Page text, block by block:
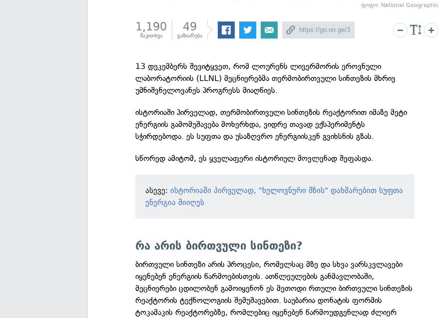
ფოტო: National Geographic
1,190
წაკითხვა
49
გაზიარება
13 დეკემბერს შევიტყვეთ, რომ ლოურენს ლივერმორის ეროვნული
ლაბორატორიის (LLNL) მეცნიერებმა თერმობირთვული სინთეზის მხრივ
უმნიშვნელოვანეს პროგრესს მიაღწიეს.
ისტორიაში პირველად, თერმობირთვული სინთეზის რეაქტორით იმაზე მეტი
ენერგიის გამომუშავება მოხერხდა, ვიდრე თავად ექსპერიმენტს
სჭირდებოდა. ეს სუფთა და უსაზღვრო ენერგიისკენ გვიხსნის გზას.
სწორედ ამიტომ, ეს ყველაფერი ისტორიულ მოვლენად შეფასდა.
ასევე:ისტორიაში პირველად, "ხელოვნური მზის" დახმარებით სუფთა
ენერგია მიიღეს
რა არის ბირთვული სინთეზი?
ბირთვული სინთეზი არის პროცესი, რომელსაც მზე და სხვა ვარსკვლავები
იყენებენ ენერგიის წარმოებისთვის. ათწლეულების განმავლობაში,
მეცნიერები ცდილობენ გამოიყენონ ეს მეთოდი რთული ბირთვული სინთეზის
რეაქტორის ტექნოლოგიის შემუშავებით. საუბარია დონატის ფორმის
ტოკამაკის რეაქტორებზე, რომლებიც იყენებენ წარმოუდგენლად ძლიერ